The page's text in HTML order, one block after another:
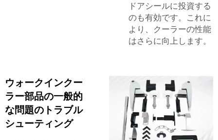
ドアシールに投資する
のも有効です。これに
より、クーラーの性能
はさらに向上します。
ウォークインクー
ラー部品の一般的
な問題のトラブル
シューティング